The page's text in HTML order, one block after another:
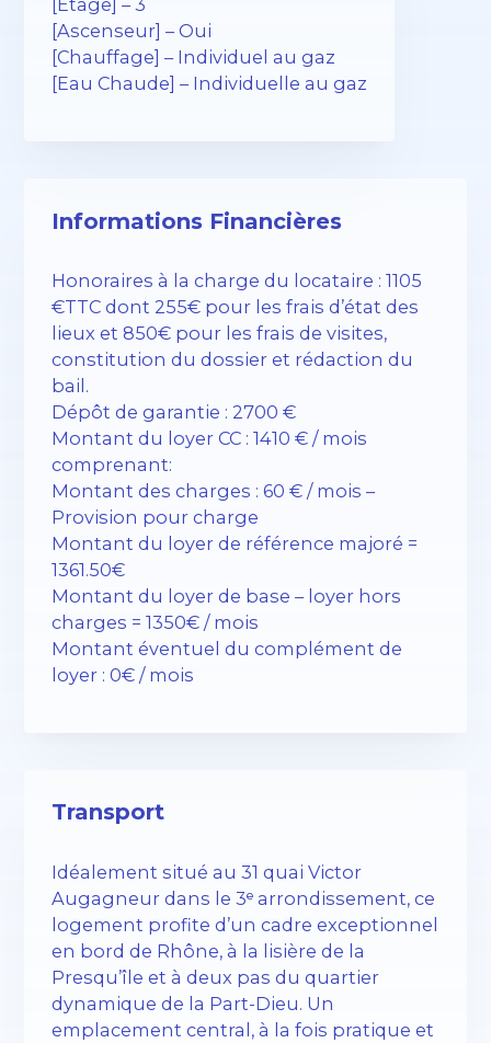
[Ascenseur] – Oui
[Chauffage] – Individuel au gaz
[Eau Chaude] – Individuelle au gaz
Informations Financières
Honoraires à la charge du locataire : 1105
€TTC dont 255€ pour les frais d’état des
lieux et 850€ pour les frais de visites,
constitution du dossier et rédaction du
bail.
Dépôt de garantie : 2700 €
Montant du loyer CC : 1410 € / mois
comprenant:
Montant des charges : 60 € / mois –
Provision pour charge
Montant du loyer de référence majoré =
1361.50€
Montant du loyer de base – loyer hors
charges = 1350€ / mois
Montant éventuel du complément de
loyer : 0€ / mois
Transport
Idéalement situé au 31 quai Victor
Augagneur dans le 3ᵉ arrondissement, ce
logement profite d’un cadre exceptionnel
en bord de Rhône, à la lisière de la
Presqu’île et à deux pas du quartier
dynamique de la Part-Dieu. Un
emplacement central, à la fois pratique et